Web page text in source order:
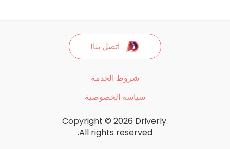
اتصل بنا!
شروط الخدمة
سياسة الخصوصية
Copyright © 2026 Driverly.
All rights reserved.